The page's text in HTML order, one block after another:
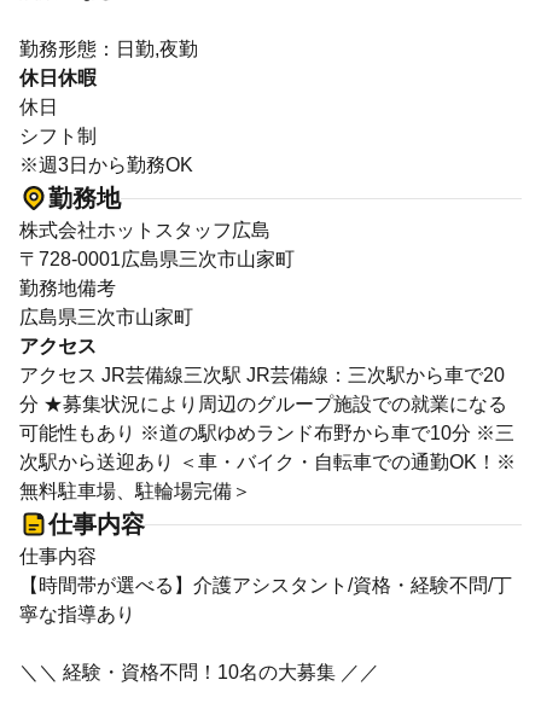
勤務形態：日勤,夜勤
休日休暇
休日
シフト制
※週3日から勤務OK
勤務地
株式会社ホットスタッフ広島
〒728-0001広島県三次市山家町
勤務地備考
広島県三次市山家町
アクセス
アクセス JR芸備線三次駅 JR芸備線：三次駅から車で20
分 ★募集状況により周辺のグループ施設での就業になる
可能性もあり ※道の駅ゆめランド布野から車で10分 ※三
次駅から送迎あり ＜車・バイク・自転車での通勤OK！※
無料駐車場、駐輪場完備＞
仕事内容
仕事内容
【時間帯が選べる】介護アシスタント/資格・経験不問/丁
寧な指導あり
＼＼ 経験・資格不問！10名の大募集 ／／